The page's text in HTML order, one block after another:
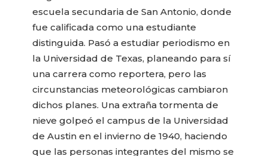
escuela secundaria de San Antonio, donde
fue calificada como una estudiante
distinguida. Pasó a estudiar periodismo en
la Universidad de Texas, planeando para sí
una carrera como reportera, pero las
circunstancias meteorológicas cambiaron
dichos planes. Una extraña tormenta de
nieve golpeó el campus de la Universidad
de Austin en el invierno de 1940, haciendo
que las personas integrantes del mismo se